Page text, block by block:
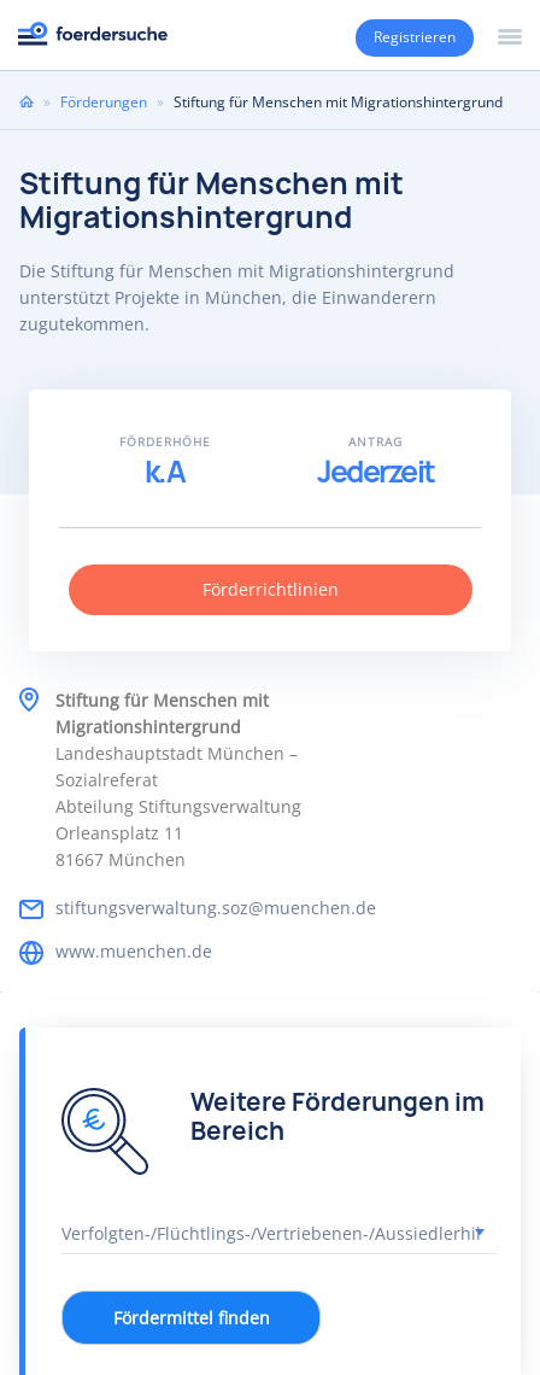
Registrieren
Sie» Förderungen » Stiftung für Menschen mit Migrationshintergrund
Stiftung für Menschen mit
Migrationshintergrund
Die Stiftung für Menschen mit Migrationshintergrund
unterstützt Projekte in München, die Einwanderern
zugutekommen.
Stiftung für Menschen mit
Migrationshintergrund
Landeshauptstadt München –
Sozialreferat
Abteilung Stiftungsverwaltung
Orleansplatz 11
81667 München
stiftungsverwaltung.soz@muenchen.de
www.muenchen.de
FÖRDERHÖHE
k.A
ANTRAG
Jederzeit
Förderrichtlinien
Weitere Förderungen im
Bereich
Fördermittel finden